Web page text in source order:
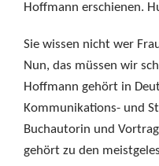
Hoffmann erschienen.
Sie wissen nicht wer
Nun, das müssen wir
Hoffmann gehört in
Kommunikations- und
Buchautorin und
gehört zu den